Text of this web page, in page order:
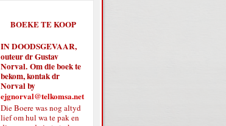
BOEKE TE KOOP
IN DOODSGEVAAR,
outeur dr Gustav
Norval. Om die boek te
bekom, kontak dr
Norval by
ejgnorval@telkomsa.net
Die Boere was nog altyd
lief om hul wa te pak en